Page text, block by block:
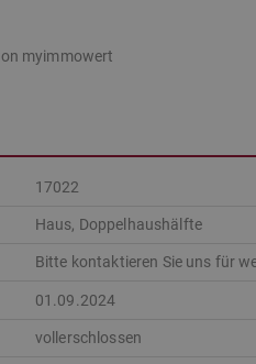
myimmowert
17022
Haus, Doppelhaushälfte
Bitte kontaktieren Sie uns für
01.09.2024
vollerschlossen